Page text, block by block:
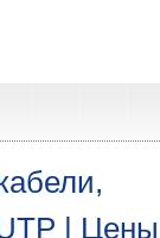
| Цены